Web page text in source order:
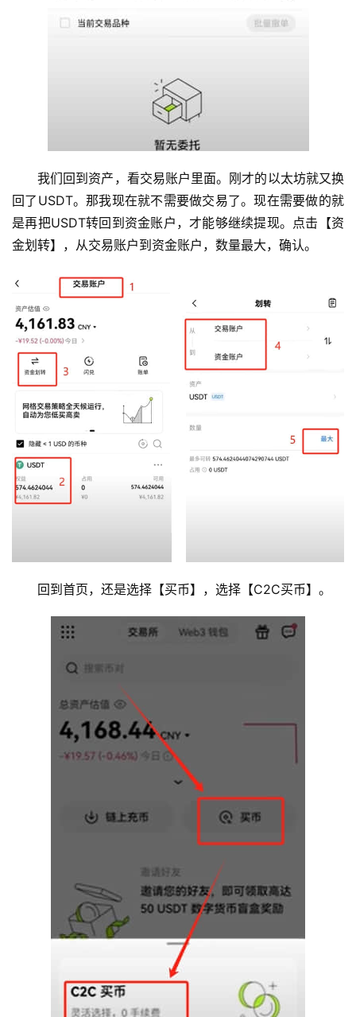
我们回到资产，看交易账户里面。刚才的以太坊就又换
回了USDT。那我现在就不需要做交易了。现在需要做的就
是再把USDT转回到资金账户，才能够继续提现。点击【资
金划转】，从交易账户到资金账户，数量最大，确认。
回到首页，还是选择【买币】，选择【C2C买币】。